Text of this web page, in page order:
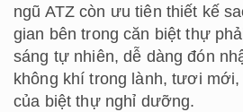
ngũ ATZ còn ưu tiên thiết kế
gian bên trong căn biệt thự
sáng tự nhiên, dễ dàng đón
không khí trong lành, tươi
của biệt thự nghỉ dưỡng.